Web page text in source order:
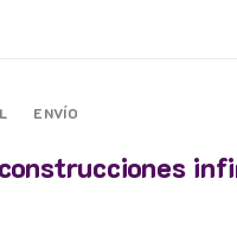
ENVÍO